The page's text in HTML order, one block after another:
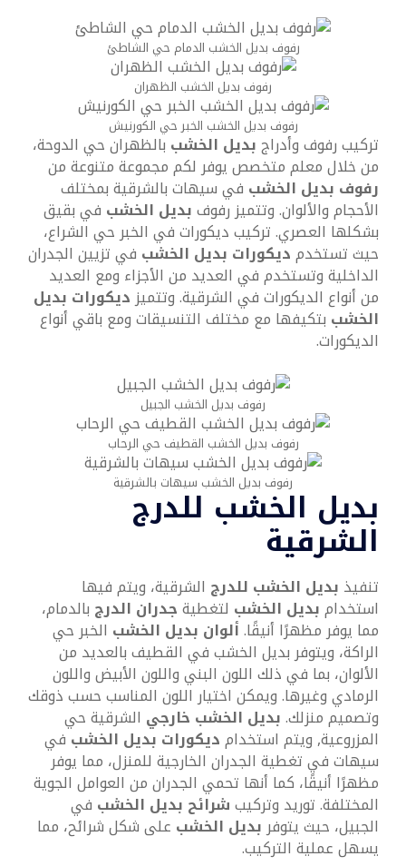
رفوف بديل الخشب الدمام حي الشاطئ
رفوف بديل الخشب الظهران
رفوف بديل الخشب الخبر حي الكورنيش
تركيب رفوف وأدراجبديل الخشب بالظهران حي الدوحة،
من خلال معلم متخصص يوفر لكم مجموعة متنوعة من
رفوف بديل الخشب في سيهات بالشرقية بمختلف
الأحجام والألوان. وتتميز رفوفبديل الخشب في بقيق
بشكلها العصري. تركيب ديكورات في الخبر حي الشراع،
حيث تستخدمديكورات بديل الخشب في تزيين الجدران
الداخلية وتستخدم في العديد من الأجزاء ومع العديد
من أنواع الديكورات في الشرقية. وتتميز ديكورات بديل
الخشب بتكيفها مع مختلف التنسيقات ومع باقي أنواع
الديكورات.
رفوف بديل الخشب الجبيل
رفوف بديل الخشب القطيف حي الرحاب
رفوف بديل الخشب سيهات بالشرقية
بديل الخشب للدرج
الشرقية
تنفيذ بديل الخشب للدرج الشرقية، ويتم فيها
استخدامبديل الخشب لتغطيةجدران الدرج بالدمام،
مما يوفر مظهرًا أنيقًا.ألوان بديل الخشب الخبر حي
الراكة، ويتوفر بديل الخشب في القطيف بالعديد من
الألوان، بما في ذلك اللون البني واللون الأبيض واللون
الرمادي وغيرها. ويمكن اختيار اللون المناسب حسب ذوقك
وتصميم منزلك.بديل الخشب خارجي الشرقية حي
المزروعية, ويتم استخدامديكورات بديل الخشب في
سيهات في تغطية الجدران الخارجية للمنزل، مما يوفر
مظهرًا أنيقًا، كما أنها تحمي الجدران من العوامل الجوية
المختلفة. توريد وتركيبشرائح بديل الخشب في
الجبيل، حيث يتوفر بديل الخشب على شكل شرائح، مما
يسهل عملية التركيب.